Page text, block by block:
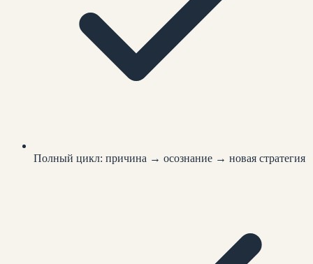
Полный цикл: причина → осознание → новая стратегия